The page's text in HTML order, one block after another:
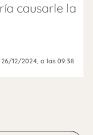
causarle la
26/12/2024, a las 09:38